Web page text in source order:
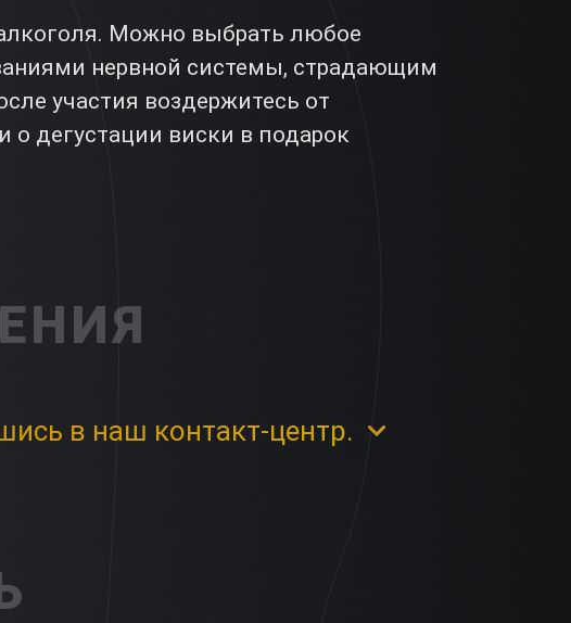
Можно выбрать любое
нервной системы, страдающим
участия воздержитесь от
дегустации виски в подарок
в наш контакт-центр.